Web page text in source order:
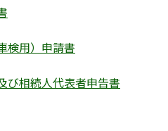
検用）申請書
び相続人代表者申告書